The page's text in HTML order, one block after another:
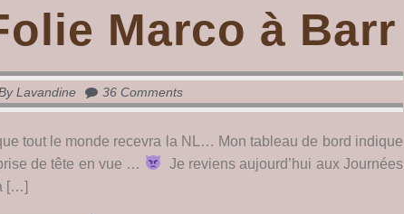
Marco à Barr
Lavandine 36 Comments
tout le monde recevra la NL… Mon tableau de bord indique
de tête en vue …
Je reviens aujourd’hui aux Journées
[…]